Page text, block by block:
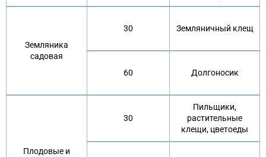
Земляника
садовая
30 Земляничный клещ
60 Долгоносик
Плодовые и
30
Пильщики,
растительные
клещи, цветоеды